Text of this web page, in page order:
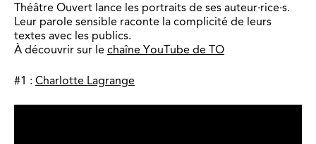
Théâtre Ouvert lance les portraits de ses auteur·rice·s.
Leur parole sensible raconte la complicité de leurs
textes avec les publics.
À découvrir sur le chaîne YouTube de TO
#1 : Charlotte Lagrange